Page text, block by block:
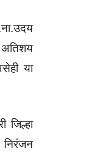
अतिशय
या
जिल्हा